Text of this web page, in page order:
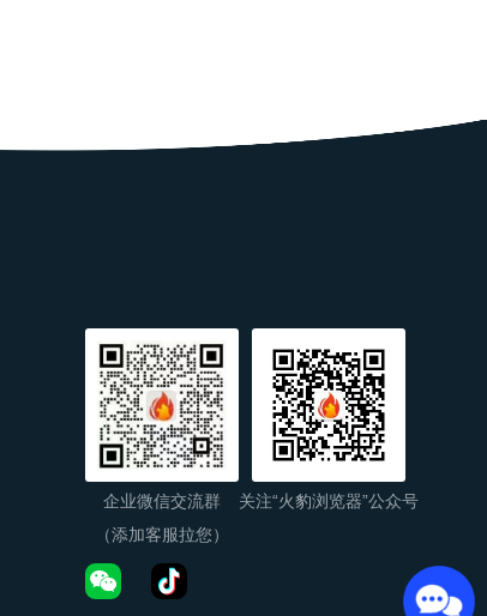
企业微信交流群
（添加客服拉您）
关注“火豹浏览器”公众号